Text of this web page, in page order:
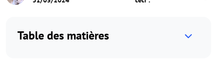
Table des matières